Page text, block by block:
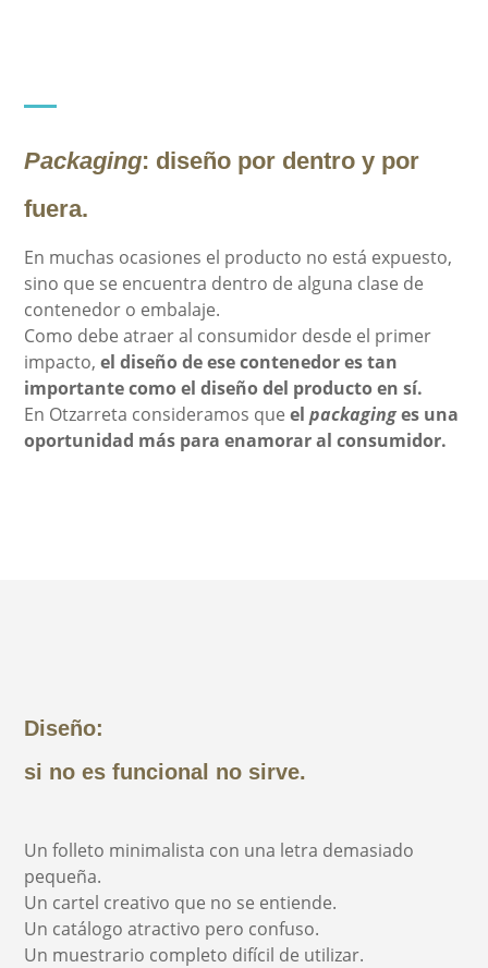
Packaging: diseño por dentro y por
fuera.
En muchas ocasiones el producto no está expuesto,
sino que se encuentra dentro de alguna clase de
contenedor o embalaje.
Como debe atraer al consumidor desde el primer
impacto,el diseño de ese contenedor es tan
importante como el diseño del producto en sí.
En Otzarreta consideramos queelpackaginges una
oportunidad más para enamorar al consumidor.
Diseño:
si no es funcional no sirve.
Un folleto minimalista con una letra demasiado
pequeña.
Un cartel creativo que no se entiende.
Un catálogo atractivo pero confuso.
Un muestrario completo difícil de utilizar.